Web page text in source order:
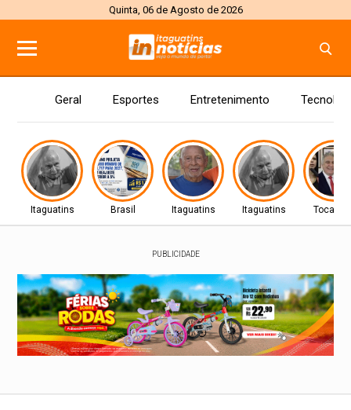
Quinta, 06 de Agosto de 2026
Geral Esportes Entretenimento
Itaguatins Brasil Itaguatins Itaguatins
PUBLICIDADE